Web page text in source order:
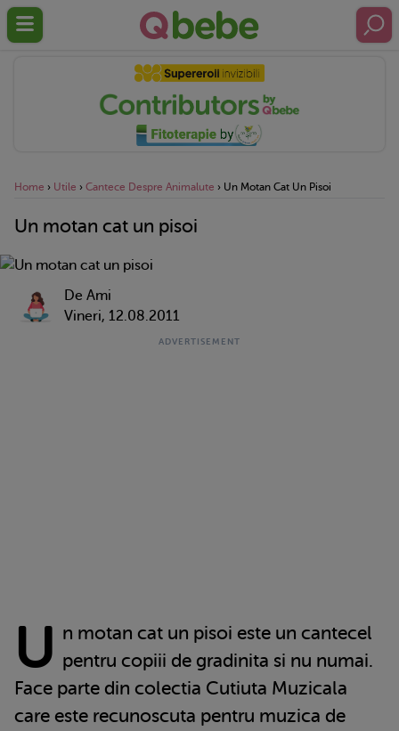
Home › Utile › Cantece Despre Animalute › Un Motan Cat Un Pisoi
Un motan cat un pisoi
De Ami
Vineri, 12.08.2011
U n motan cat un pisoi este un cantecel
pentru copiii de gradinita si nu numai.
Face parte din colectia Cutiuta Muzicala
care este recunoscuta pentru muzica de